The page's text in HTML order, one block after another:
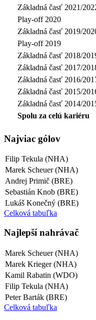
Základná časť 2021/
Play-off 2020
Základná časť 2019/
Play-off 2019
Základná časť 2018/
Základná časť 2017/
Základná časť 2016/
Základná časť 2015/
Základná časť 2014/
Spolu za celú kariéru
Najviac gólov
Filip Tekula (NHA)
Marek Scheuer (NHA)
Andrej Primič (BRE)
Sebastián Knob (BRE)
Lukáš Konečný (BRE)
Celková tabuľka
Najlepší­ nahrávač
Marek Scheuer (NHA)
Marek Krieger (NHA)
Kamil Rabatin (WDO)
Filip Tekula (NHA)
Peter Barták (BRE)
Celková tabuľka